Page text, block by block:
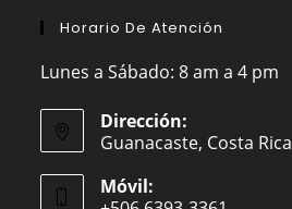
Horario De Atención
Lunes a Sábado: 8 am a 4 pm
Dirección:
Guanacaste, Costa Rica
Móvil: